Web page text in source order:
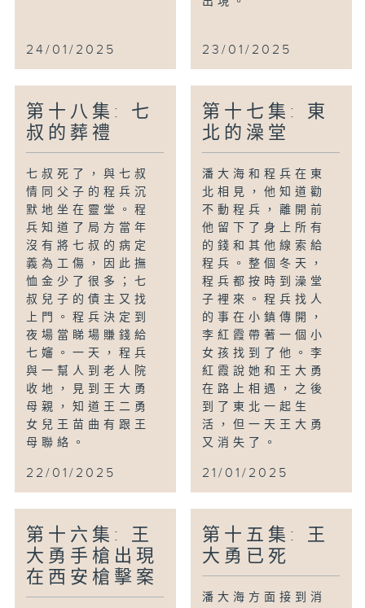
24/01/2025 23/01/2025
第十八集: 七
叔的葬禮
七叔死了，與七叔
情同父子的程兵沉
默地坐在靈堂。程
兵知道了局方當年
沒有將七叔的病定
義為工傷，因此撫
恤金少了很多；七
叔兒子的債主又找
上門。程兵決定到
夜場當睇場賺錢給
七嬸。一天，程兵
與一幫人到老人院
收地，見到王大勇
母親，知道王二勇
女兒王苗曲有跟王
母聯絡。
22/01/2025
第十七集: 東
北的澡堂
潘大海和程兵在東
北相見，他知道勸
不動程兵，離開前
他留下了身上所有
的錢和其他線索給
程兵。整個冬天，
程兵都按時到澡堂
子裡來。程兵找人
的事在小鎮傳開，
李紅霞帶著一個小
女孩找到了他。李
紅霞說她和王大勇
在路上相遇，之後
到了東北一起生
活，但一天王大勇
又消失了。
21/01/2025
第十六集: 王
大勇手槍出現
在西安槍擊案
第十五集: 王
大勇已死
潘大海方面接到消